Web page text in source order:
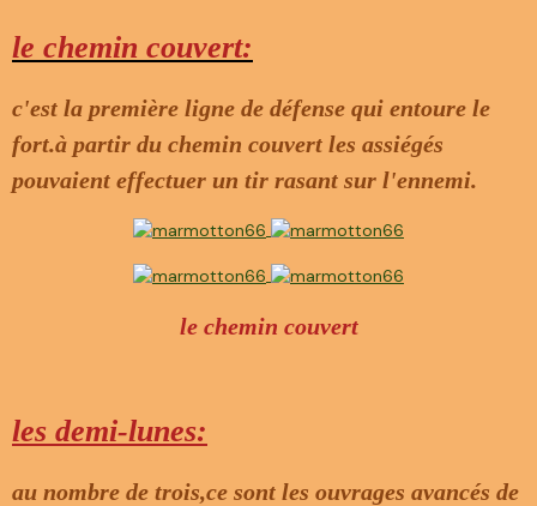
le chemin couvert:
c'est la première ligne de défense qui entoure le
fort.à partir du chemin couvert les assiégés
pouvaient effectuer un tir rasant sur l'ennemi.
le chemin couvert
les demi-lunes:
au nombre de trois,ce sont les ouvrages avancés de